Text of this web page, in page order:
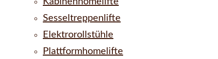
Sesseltreppenlifte
Elektrorollstühle
Plattformhomelifte